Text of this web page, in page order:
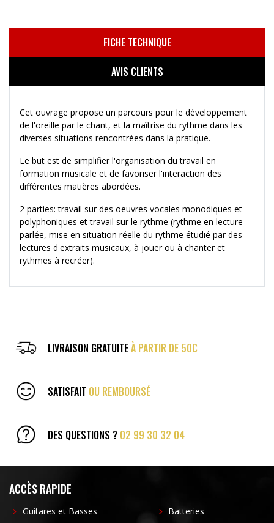
FICHE TECHNIQUE
AVIS CLIENTS
Cet ouvrage propose un parcours pour le développement
de l'oreille par le chant, et la maîtrise du rythme dans les
diverses situations rencontrées dans la pratique.
Le but est de simplifier l'organisation du travail en
formation musicale et de favoriser l'interaction des
différentes matières abordées.
2 parties: travail sur des oeuvres vocales monodiques et
polyphoniques et travail sur le rythme (rythme en lecture
parlée, mise en situation réelle du rythme étudié par des
lectures d'extraits musicaux, à jouer ou à chanter et
rythmes à recréer).
LIVRAISON GRATUITEÀ PARTIR DE 50€
SATISFAIT OU REMBOURSÉ
DES QUESTIONS ? 02 99 30 32 04
ACCÈS RAPIDE
Guitares et Basses Batteries